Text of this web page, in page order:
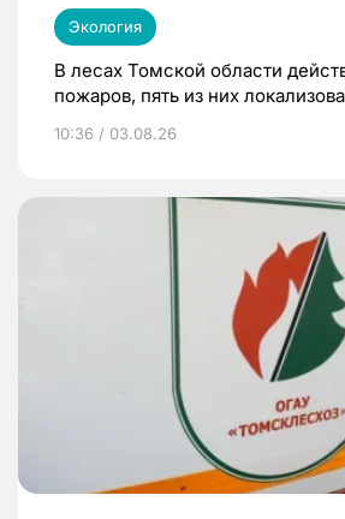
Экология
В лесах Томской области
пожаров, пять из них
10:36 / 03.08.26